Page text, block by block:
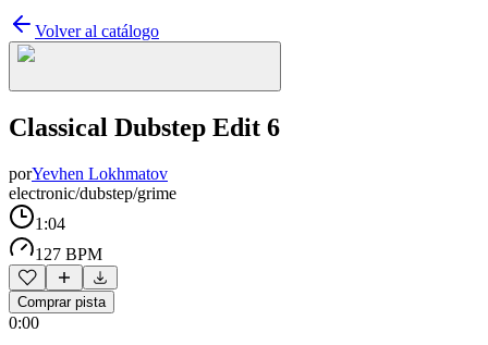
Volver al catálogo
Classical Dubstep Edit 6
porYevhen Lokhmatov
electronic/dubstep/grime
1:04
127 BPM
Comprar pista
0:00